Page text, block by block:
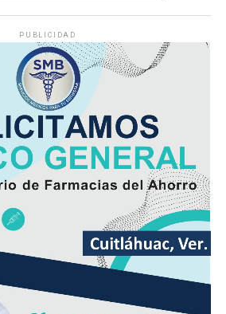
de seguridad para tratar de
como al vehículo.
autobús fue encontrado
de la calle 26 y la avenida 9, en
quedó bajo resguardo de las
de las investigaciones.
Municipal y Estatal acordonaron
para preservar los indicios, en
Municipal realizó las
establecer la mecánica del
PUBLICIDAD